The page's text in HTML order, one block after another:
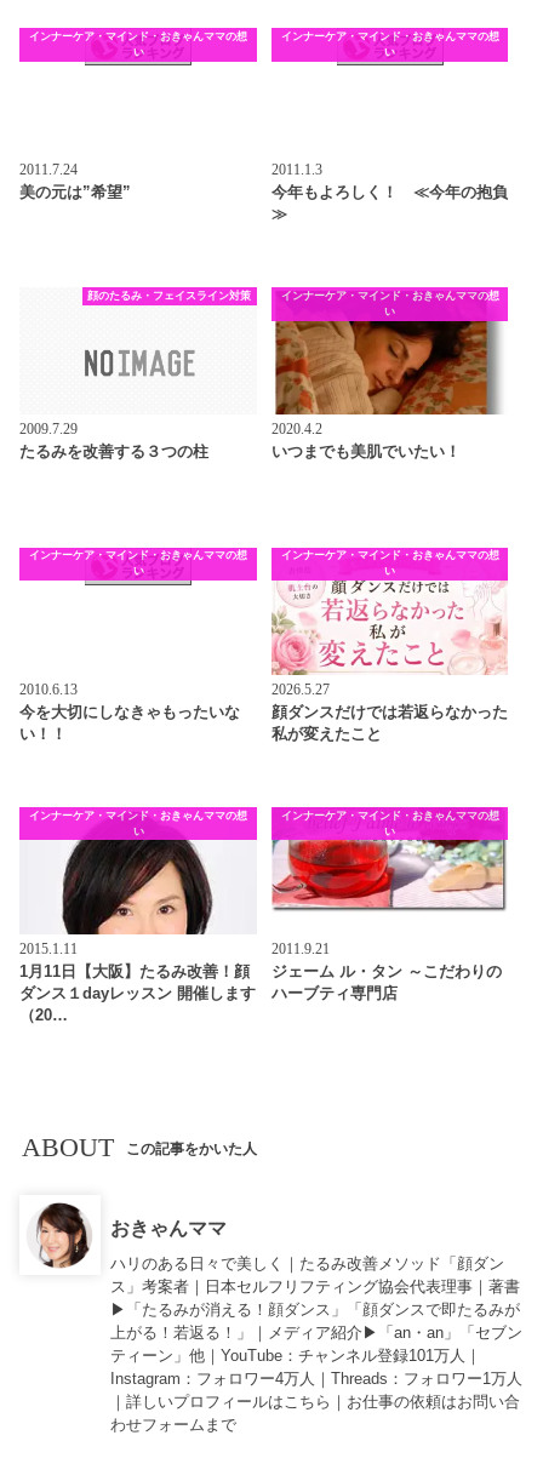
インナーケア・マインド・おきゃんママの想
い
2011.7.24
美の元は”希望”
インナーケア・マインド・おきゃんママの想
い
2011.1.3
今年もよろしく！ ≪今年の抱負
≫
顔のたるみ・フェイスライン対策
2009.7.29
たるみを改善する３つの柱
インナーケア・マインド・おきゃんママの想
い
2020.4.2
いつまでも美肌でいたい！
インナーケア・マインド・おきゃんママの想
い
2010.6.13
今を大切にしなきゃもったいな
い！！
インナーケア・マインド・おきゃんママの想
い
2026.5.27
顔ダンスだけでは若返らなかった
私が変えたこと
インナーケア・マインド・おきゃんママの想
い
2015.1.11
1月11日【大阪】たるみ改善！顔
ダンス１dayレッスン 開催します
（20…
インナーケア・マインド・おきゃんママの想
い
2011.9.21
ジェーム ル・タン ～こだわりの
ハーブティ専門店
ABOUT この記事をかいた人
おきゃんママ
ハリのある日々で美しく｜たるみ改善メソッド「顔ダン
ス」考案者｜日本セルフリフティング協会代表理事｜著書
▶︎「 たるみが消える！顔ダンス 」「 顔ダンスで即たるみが
上がる！若返る！ 」｜メディア紹介▶︎「an・an」「セブン
ティーン」他｜YouTube ：チャンネル登録101万人｜
Instagram ：フォロワー4万人｜Threads ：フォロワー1万人
｜詳しいプロフィールは こちら ｜お仕事の依頼はお問い合
わせフォーム まで